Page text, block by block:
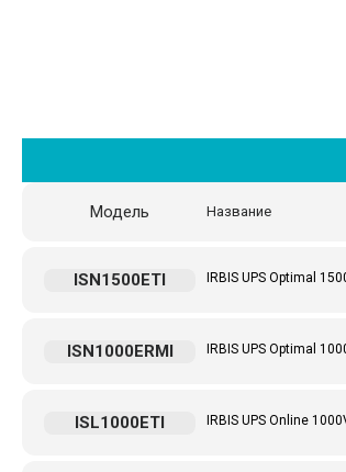
Название
Модель
IRBIS UPS Optimal
ISN1500ETI
IRBIS UPS Optimal
ISN1000ERMI
IRBIS UPS Online
ISL1000ETI